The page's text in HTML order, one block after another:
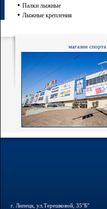
• Палки лыжные
• Лыжные крепления
магазин спорта
г. Липецк, ул.Терешковой, 35"Б"